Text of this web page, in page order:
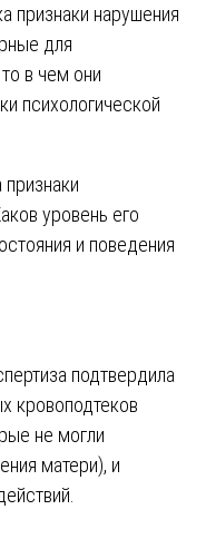
признаки нарушения
для
в чем они
психологической
уровень его
и поведения
подтвердила
кровоподтеков
не могли
матери), и